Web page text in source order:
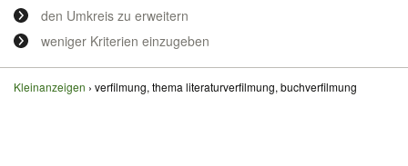
den Umkreis zu erweitern
weniger Kriterien einzugeben
Kleinanzeigen verfilmung, thema literaturverfilmung, buchverfilmung